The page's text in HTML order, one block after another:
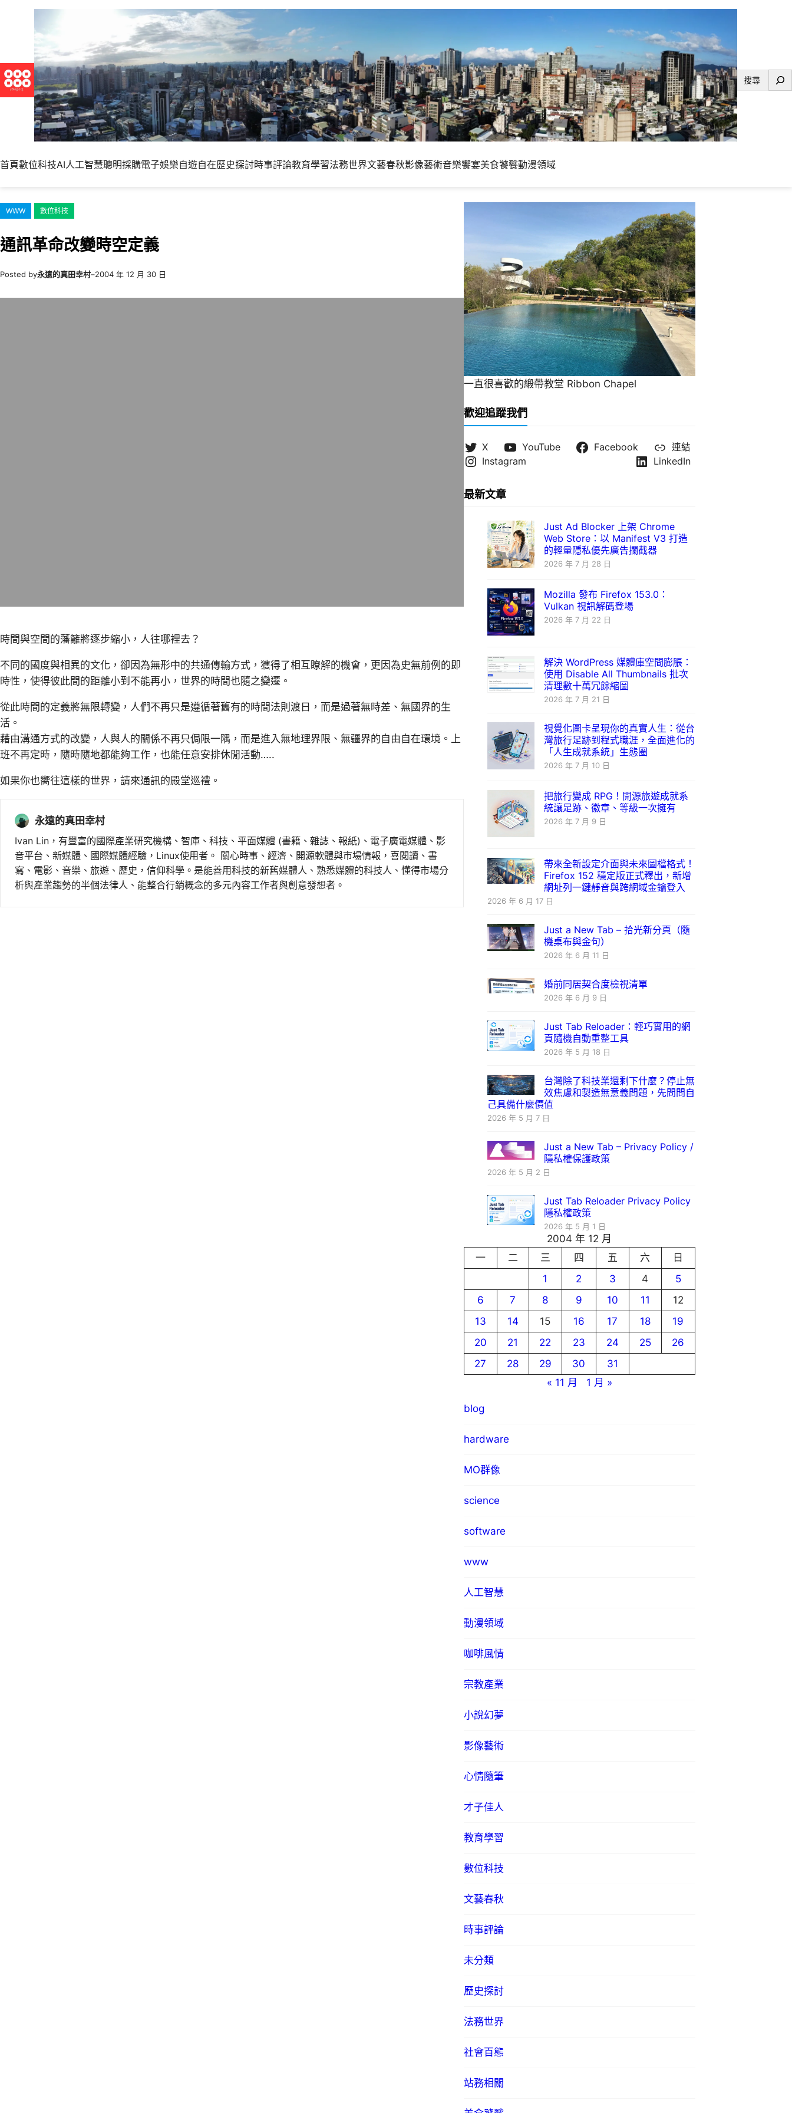
內
容
搜
首頁數位科技AI人工智慧聰明採購電子娛樂自遊自在歷史探討時事評論教育學習法務世界文藝春秋影像藝術音樂饗宴美食饕餮動漫領域
WWW 數位科技
通訊革命改變時空定義
Posted by永遠的真田幸村–2004 年 12 月 30 日
時間與空間的藩籬將逐步縮小，人往哪裡去？
不同的國度與相異的文化，卻因為無形中的共通傳輸方式，獲得了相互瞭解的機會，更因為史無前例的即
時性，使得彼此間的距離小到不能再小，世界的時間也隨之變遷。
從此時間的定義將無限轉變，人們不再只是遵循著舊有的時間法則渡日，而是過著無時差、無國界的生
活。
藉由溝通方式的改變，人與人的關係不再只侷限一隅，而是進入無地理界限、無疆界的自由自在環境。上
班不再定時，隨時隨地都能夠工作，也能任意安排休閒活動…..
如果你也嚮往這樣的世界，請來通訊的殿堂巡禮。
永遠的真田幸村
Ivan Lin，有豐富的國際產業研究機構、智庫、科技、平面媒體 (書籍、雜誌、報紙)、電子廣電媒體、影
音平台、新媒體、國際媒體經驗，Linux使用者。 關心時事、經濟、開源軟體與市場情報，喜閱讀、書
寫、電影、音樂、旅遊、歷史，信仰科學。是能善用科技的新舊媒體人、熟悉媒體的科技人、懂得市場分
析與產業趨勢的半個法律人、能整合行銷概念的多元內容工作者與創意發想者。
一直很喜歡的緞帶教堂 Ribbon Chapel
歡迎追蹤我們
X YouTube Facebook
連結
Instagram
LinkedIn
最新文章
Just Ad Blocker 上架 Chrome
Web Store：以 Manifest V3 打造
的輕量隱私優先廣告攔截器
2026 年 7 月 28 日
Mozilla 發布 Firefox 153.0：
Vulkan 視訊解碼登場
2026 年 7 月 22 日
解決 WordPress 媒體庫空間膨脹：
使用 Disable All Thumbnails 批次
清理數十萬冗餘縮圖
2026 年 7 月 21 日
視覺化圖卡呈現你的真實人生：從台
灣旅行足跡到程式職涯，全面進化的
「人生成就系統」生態圈
2026 年 7 月 10 日
把旅行變成 RPG！開源旅遊成就系
統讓足跡、徽章、等級一次擁有
2026 年 7 月 9 日
帶來全新設定介面與未來圖檔格式！
Firefox 152 穩定版正式釋出，新增
網址列一鍵靜音與跨網域金鑰登入
2026 年 6 月 17 日
Just a New Tab – 拾光新分頁（隨
機桌布與金句）
2026 年 6 月 11 日
婚前同居契合度檢視清單
2026 年 6 月 9 日
Just Tab Reloader：輕巧實用的網
頁隨機自動重整工具
2026 年 5 月 18 日
台灣除了科技業還剩下什麼？停止無
效焦慮和製造無意義問題，先問問自
己具備什麼價值
2026 年 5 月 7 日
Just a New Tab – Privacy Policy /
隱私權保護政策
2026 年 5 月 2 日
Just Tab Reloader Privacy Policy
隱私權政策
2026 年 5 月 1 日
2004 年 12 月
一
二 三 四 五 六
日
1
2 3 4
5
6
7 8 9 10 11
12
13
14 15 16 17 18
19
20
21 22 23 24 25
26
27
28 29 30
31
« 11 月
1 月 »
blog
hardware
MO群像
science
software
www
人工智慧
動漫領域
咖啡風情
宗教產業
小說幻夢
影像藝術
心情隨筆
才子佳人
教育學習
數位科技
文藝春秋
時事評論
未分類
歷史探討
法務世界
社會百態
站務相關